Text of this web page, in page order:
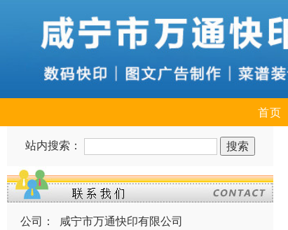
首页
站内搜索：
公司：
咸宁市万通快印有限公司